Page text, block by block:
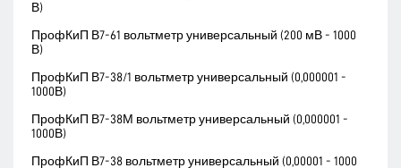
В)
ПрофКиП В7-61 вольтметр универсальный (200 мВ - 1000
В)
ПрофКиП В7-38/1 вольтметр универсальный (0,000001 -
1000В)
ПрофКиП В7-38М вольтметр универсальный (0,000001 -
1000В)
ПрофКиП В7-38 вольтметр универсальный (0,00001 - 1000